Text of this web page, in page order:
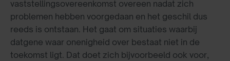
vaststellingsovereenkomst overeen nadat zich
problemen hebben voorgedaan en het geschil dus
reeds is ontstaan. Het gaat om situaties waarbij
datgene waar onenigheid over bestaat niet in de
toekomst ligt. Dat doet zich bijvoorbeeld ook voor,